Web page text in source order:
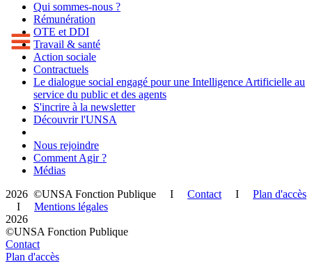
Qui sommes-nous ?
Rémunération
OTE et DDI
Travail & santé
Action sociale
Contractuels
Le dialogue social engagé pour une Intelligence Artificielle au
service du public et des agents
S'incrire à la newsletter
Découvrir l'UNSA
Nous rejoindre
Comment Agir ?
Médias
2026 ©UNSA Fonction Publique I Contact I Plan d'accès
I Mentions légales
2026
©UNSA Fonction Publique
Contact
Plan d'accès